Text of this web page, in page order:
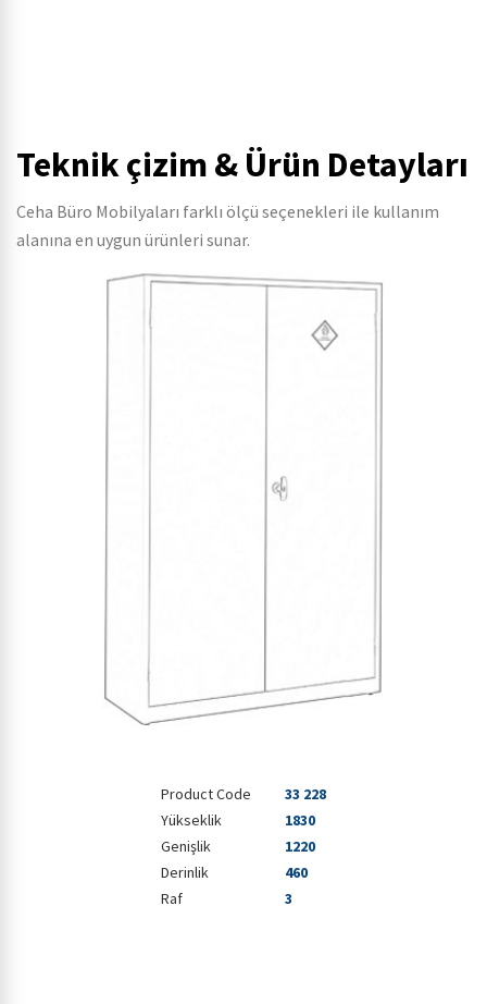
Teknik çizim & Ürün Detayları
Ceha Büro Mobilyaları farklı ölçü seçenekleri ile kullanım
alanına en uygun ürünleri sunar.
Product Code
33 228
Yükseklik
1830
Genişlik
1220
Derinlik
460
Raf
3